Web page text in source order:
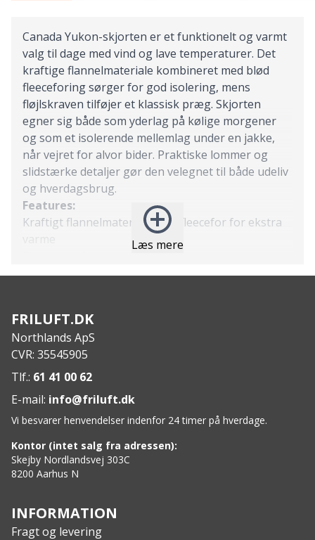
Læs mere
Canada Yukon-skjorten er et funktionelt og varmt
valg til dage med vind og lave temperaturer. Det
kraftige flannelmateriale kombineret med blød
fleeceforing sørger for god isolering, mens
fløjlskraven tilføjer et klassisk præg. Skjorten
egner sig både som yderlag på kølige morgener
og som et isolerende mellemlag under en jakke,
når vejret for alvor bider. Praktiske lommer og
slidstærke detaljer gør den velegnet til både udeliv
og hverdagsbrug.
Features:
Kraftigt flannelmateriale med fleecefor for ekstra
To brystlommer med klap
Specs:
Materiale: Flannel med indvendig fleece
Krave: Fløjl
Lukning: Trykknapper
FRILUFT.DK
Northlands ApS
CVR: 35545905
Tlf.: 61 41 00 62
E-mail: info@friluft.dk
Vi besvarer henvendelser indenfor 24 timer på hverdage.
Kontor (intet salg fra adressen):
Skejby Nordlandsvej 303C
8200 Aarhus N
INFORMATION
Fragt og levering